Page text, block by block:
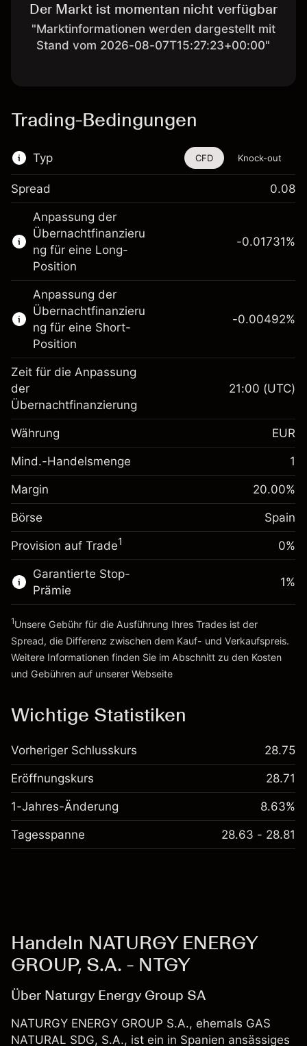
Der Markt ist momentan nicht verfügbar
"Marktinformationen werden dargestellt mit
Stand vom 2026-08-07T15:27:23+00:00"
Trading-Bedingungen
Typ
Dieses Finanzinstrument steht für das Traden
über CFDs und Knock-outs zur Verfügung.
Erfahren Sie mehr über:
CFDs
Knock-outs
CFD Knock-out
Spread 0.08
Anpassung der
Übernachtfinanzieru
ng für eine Long-
Position
€1,000.00
Anpassung der
Übernachtfinanzierung
Gebühren aus
Positionswert
-0.017307
%
Positionsgröße mit Hebelwirkung
~€5,000.00
Geld aus Hebelwirkung ~
Zur Plattform
-0.01731%
Anpassung der
Übernachtfinanzieru
ng für eine Short-
Position
Margin. Ihre Investition
Anpassung der
Übernachtfinanzierung
fremdfinanzierten
Positionswert
-0.004915
%
(-€0.25)
Positionsgröße mit Hebelwirkung
~€5,000.00
Geld aus Hebelwirkung ~
Zur Plattform
-0.00492%
Zeit für die Anpassung
der
Übernachtfinanzierung
21:00 (UTC)
Währung EUR
Mind.-Handelsmenge 1
Margin 20.00%
Börse Spain
Provision auf Trade1 0%
Garantierte Stop-
Prämie
1%
1Unsere Gebühr für die Ausführung Ihres Trades ist der
Spread, die Differenz zwischen dem Kauf- und Verkaufspreis.
Weitere Informationen finden Sie im Abschnitt zu den Kosten
und Gebühren auf unserer Webseite
Wichtige Statistiken
Vorheriger Schlusskurs 28.75
Eröffnungskurs 28.71
1-Jahres-Änderung 8.63%
Tagesspanne 28.63 - 28.81
Handeln NATURGY ENERGY
GROUP, S.A. - NTGY
Über Naturgy Energy Group SA
NATURGY ENERGY GROUP S.A., ehemals GAS
NATURAL SDG, S.A., ist ein in Spanien ansässiges